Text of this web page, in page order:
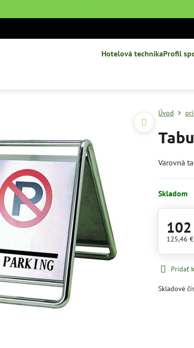
˙
Hotelová technikaProfil
Úvod
Varovná
Skladom
125,46
Pridať
Skladové